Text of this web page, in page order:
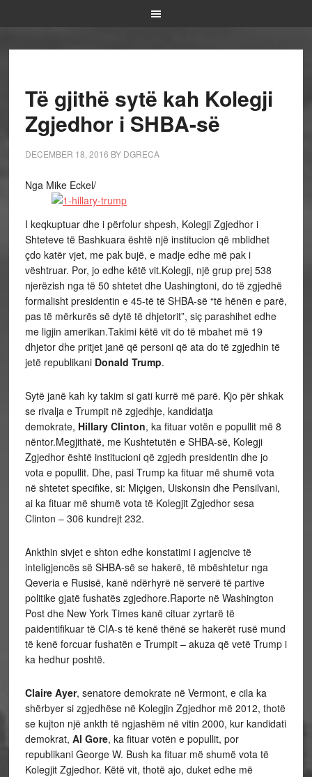
Të gjithë sytë kah Kolegji
Zgjedhor i SHBA-së
DECEMBER 18, 2016 BY DGRECA
Nga Mike Eckel/
I keqkuptuar dhe i përfolur shpesh, Kolegji Zgjedhor i
Shteteve të Bashkuara është një institucion që mblidhet
çdo katër vjet, me pak bujë, e madje edhe më pak i
vështruar. Por, jo edhe këtë vit.Kolegji, një grup prej 538
njerëzish nga të 50 shtetet dhe Uashingtoni, do të zgjedhë
formalisht presidentin e 45-të të SHBA-së “të hënën e parë,
pas të mërkurës së dytë të dhjetorit”, siç parashihet edhe
me ligjin amerikan.Takimi këtë vit do të mbahet më 19
dhjetor dhe pritjet janë që personi që ata do të zgjedhin të
jetë republikani Donald Trump.
Sytë janë kah ky takim si gati kurrë më parë. Kjo për shkak
se rivalja e Trumpit në zgjedhje, kandidatja
demokrate, Hillary Clinton, ka fituar votën e popullit më 8
nëntor.Megjithatë, me Kushtetutën e SHBA-së, Kolegji
Zgjedhor është institucioni që zgjedh presidentin dhe jo
vota e popullit. Dhe, pasi Trump ka fituar më shumë vota
në shtetet specifike, si: Miçigen, Uiskonsin dhe Pensilvani,
ai ka fituar më shumë vota të Kolegjit Zgjedhor sesa
Clinton – 306 kundrejt 232.
Ankthin sivjet e shton edhe konstatimi i agjencive të
inteligjencës së SHBA-së se hakerë, të mbështetur nga
Qeveria e Rusisë, kanë ndërhyrë në serverë të partive
politike gjatë fushatës zgjedhore.Raporte në Washington
Post dhe New York Times kanë cituar zyrtarë të
paidentifikuar të CIA-s të kenë thënë se hakerët rusë mund
të kenë forcuar fushatën e Trumpit – akuza që vetë Trump i
ka hedhur poshtë.
Claire Ayer, senatore demokrate në Vermont, e cila ka
shërbyer si zgjedhëse në Kolegjin Zgjedhor më 2012, thotë
se kujton një ankth të ngjashëm në vitin 2000, kur kandidati
demokrat, Al Gore, ka fituar votën e popullit, por
republikani George W. Bush ka fituar më shumë vota të
Kolegjit Zgjedhor. Këtë vit, thotë ajo, duket edhe më